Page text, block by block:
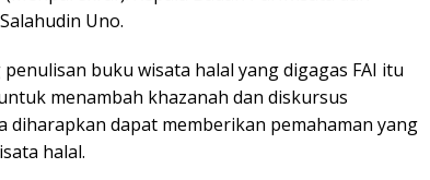
Uno.
buku wisata halal yang digagas FAI itu
menambah khazanah dan diskursus
diharapkan dapat memberikan pemahaman yang
halal.